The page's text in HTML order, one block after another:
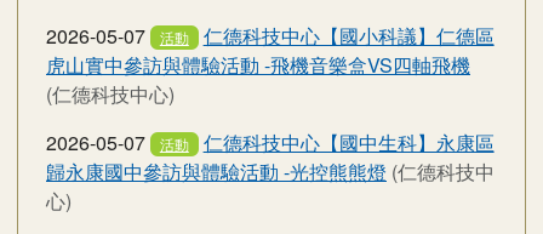
2026-05-07
活動
仁德科技中心【國小科議】仁德區
虎山實中參訪與體驗活動 -飛機音樂盒VS四軸飛機
(仁德科技中心)
2026-05-07
活動
仁德科技中心【國中生科】永康區
歸永康國中參訪與體驗活動 -光控熊熊燈 (仁德科技中
心)